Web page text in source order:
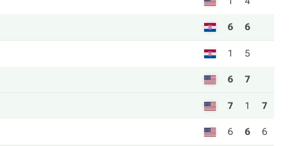
6 6
1 5
6 7
7 1 7
6 6 6